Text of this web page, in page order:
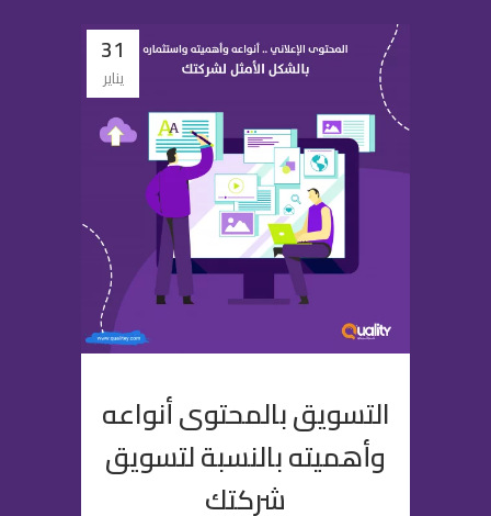
31
يناير
التسويق بالمحتوى أنواعه
وأهميته بالنسبة لتسويق
شركتك